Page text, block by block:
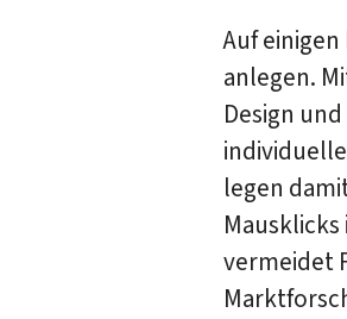
Auf
anlegen.
Design
legen
vermeidet